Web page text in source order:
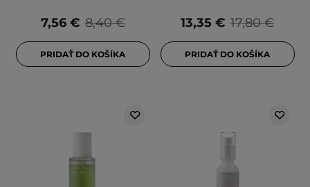
8,40 €
7,56 €
PRIDAŤ DO KOŠÍKA
17,80 €
13,35 €
PRIDAŤ DO KOŠÍKA